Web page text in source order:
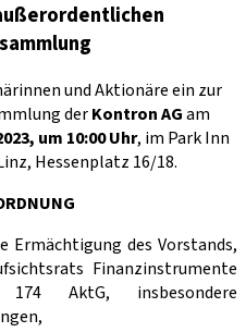
und Aktionäre ein zur
derKontron AGam
um 10:00 Uhr, im Park Inn
Hessenplatz 16/18.
Ermächtigung des Vorstands,
Finanzinstrumente
AktG, insbesondere